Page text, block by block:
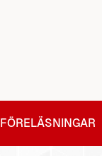
FÖRELÄSNINGAR